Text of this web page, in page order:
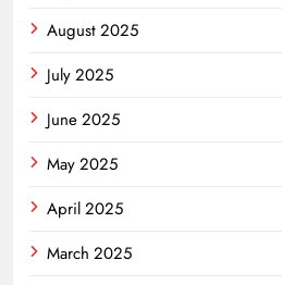
August 2025
July 2025
June 2025
May 2025
April 2025
March 2025